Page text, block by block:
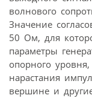
волнового
Значение
50 Ом, для
параметры
опорного
нарастания
вершине и